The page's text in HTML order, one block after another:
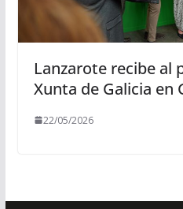
Lanzarote recibe al
Xunta de Galicia en
22/05/2026